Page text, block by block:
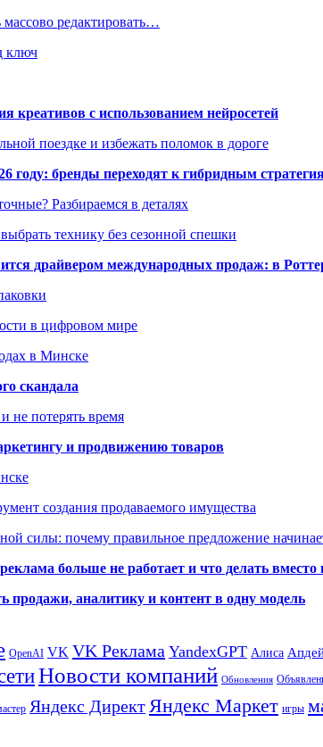
редактировать…
ключ
креативов с использованием нейросетей
поездке и избежать поломок в дороге
году: бренды переходят к гибридным
Разбираемся в деталях
технику без сезонной спешки
драйвером международных продаж: в
в цифровом мире
в Минске
скандала
не потерять время
и продвижению товаров
создания продаваемого имущества
силы: почему правильное предложение
больше не работает и что делать вместо
продажи, аналитику и контент в одну модель
OpenAI VK VK Реклама YandexGPT Алиса
Новости компаний Обновления
Яндекс Директ Яндекс Маркет игры